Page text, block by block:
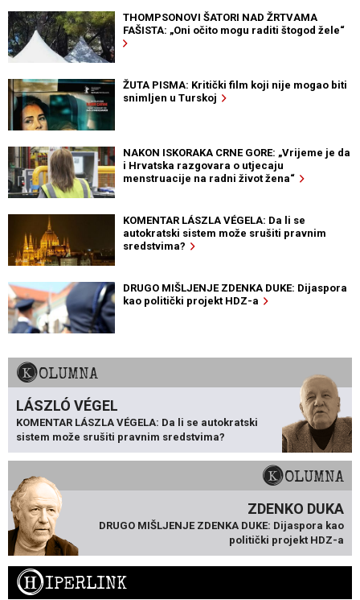
THOMPSONOVI ŠATORI NAD ŽRTVAMA
FAŠISTA: „Oni očito mogu raditi štogod žele“
ŽUTA PISMA: Kritički film koji nije mogao biti
snimljen u Turskoj
NAKON ISKORAKA CRNE GORE: „Vrijeme je da
i Hrvatska razgovara o utjecaju
menstruacije na radni život žena“
KOMENTAR LÁSZLA VÉGELA: Da li se
autokratski sistem može srušiti pravnim
sredstvima?
DRUGO MIŠLJENJE ZDENKA DUKE: Dijaspora
kao politički projekt HDZ-a
KOLUMNA
LÁSZLÓ VÉGEL
KOMENTAR LÁSZLA VÉGELA: Da li se autokratski
sistem može srušiti pravnim sredstvima?
KOLUMNA
ZDENKO DUKA
DRUGO MIŠLJENJE ZDENKA DUKE: Dijaspora kao
politički projekt HDZ-a
HIPERLINK